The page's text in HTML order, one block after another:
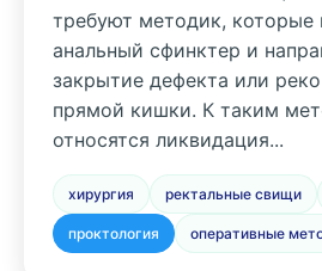
требуют методик, которые
анальный сфинктер и
закрытие дефекта или
прямой кишки. К таким
относятся ликвидация...
хирургия ректальные свищи
проктология оперативные